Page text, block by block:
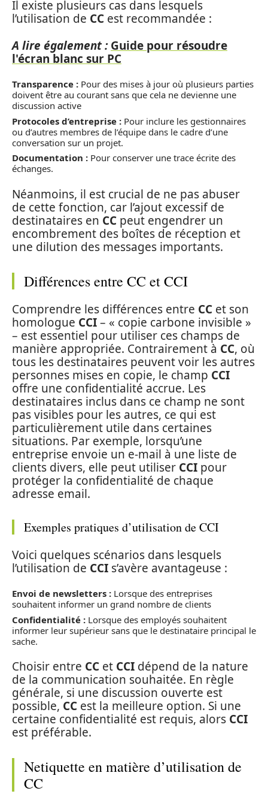
Il existe plusieurs cas dans lesquels
l’utilisation de CC est recommandée :
A lire également : Guide pour résoudre
l'écran blanc sur PC
Transparence : Pour des mises à jour où plusieurs parties
doivent être au courant sans que cela ne devienne une
discussion active
Protocoles d’entreprise : Pour inclure les gestionnaires
ou d’autres membres de l’équipe dans le cadre d’une
conversation sur un projet.
Documentation : Pour conserver une trace écrite des
échanges.
Néanmoins, il est crucial de ne pas abuser
de cette fonction, car l’ajout excessif de
destinataires en CC peut engendrer un
encombrement des boîtes de réception et
une dilution des messages importants.
Différences entre CC et CCI
Comprendre les différences entre CC et son
homologue CCI– « copie carbone invisible »
– est essentiel pour utiliser ces champs de
manière appropriée. Contrairement à CC, où
tous les destinataires peuvent voir les autres
personnes mises en copie, le champ CCI
offre une confidentialité accrue. Les
destinataires inclus dans ce champ ne sont
pas visibles pour les autres, ce qui est
particulièrement utile dans certaines
situations. Par exemple, lorsqu’une
entreprise envoie un e-mail à une liste de
clients divers, elle peut utiliser CCI pour
protéger la confidentialité de chaque
adresse email.
Exemples pratiques d’utilisation de CCI
Voici quelques scénarios dans lesquels
l’utilisation de CCI s’avère avantageuse :
Envoi de newsletters : Lorsque des entreprises
souhaitent informer un grand nombre de clients
Confidentialité : Lorsque des employés souhaitent
informer leur supérieur sans que le destinataire principal le
sache.
Choisir entre CC et CCI dépend de la nature
de la communication souhaitée. En règle
générale, si une discussion ouverte est
possible, CC est la meilleure option. Si une
certaine confidentialité est requis, alors CCI
est préférable.
Netiquette en matière d’utilisation de
CC